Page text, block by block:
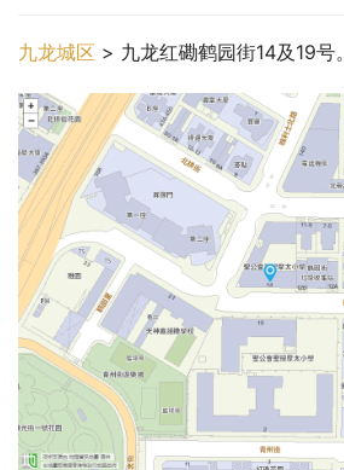
九龙城区 > 九龙红磡鹤园街14及19号。